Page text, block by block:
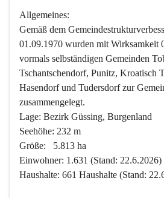
Allgemeines:
Gemäß dem
01.09.1970 wurden mit Wirksamkeit
vormals selbständigen Gemeinden
Tschantschendorf, Punitz, Kroatisch
Hasendorf und Tudersdorf zur
zusammengelegt.
Lage: Bezirk Güssing, Burgenland
Seehöhe: 232 m
Größe:   5.813 ha
Einwohner: 1.631 (Stand: 22.6.2026)
Haushalte: 661 Haushalte (Stand: